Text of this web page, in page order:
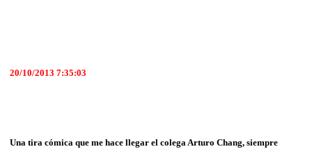
20/10/2013 7:35:03
Una tira cómica que me hace llegar el colega Arturo Chang, siempre